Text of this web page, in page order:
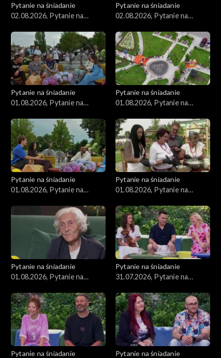
Pytanie na śniadanie
02.08.2026, Pytanie na
Pytanie na śniadanie
02.08.2026, Pytanie na
Pytanie na śniadanie
01.08.2026, Pytanie na
Pytanie na śniadanie
01.08.2026, Pytanie na
Pytanie na śniadanie
01.08.2026, Pytanie na
Pytanie na śniadanie
01.08.2026, Pytanie na
Pytanie na śniadanie
01.08.2026, Pytanie na
Pytanie na śniadanie
31.07.2026, Pytanie na
Pytanie na śniadanie
Pytanie na śniadanie